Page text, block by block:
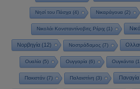
Νησί του Πάσχα(4) Νικαράγουα(2)
Νικολάι Κονσταντίνοβιτς Ρέριχ(1)
Νορβηγία(12) Νοστράδαμος (7)
Ουαλία(5) Ουγγαρία(6) Ουγκάντα
Πακιστάν(7) Παλαιστίνη (3) Παναγία